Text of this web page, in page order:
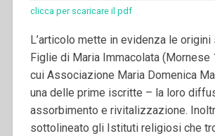
clicca per scaricare il pdf
L’articolo mette in evidenza le
Figlie di Maria Immacolata (Mornese
cui Associazione Maria Domenica
una delle prime iscritte – la loro
assorbimento e rivitalizzazione.
sottolineato gli Istituti religiosi che